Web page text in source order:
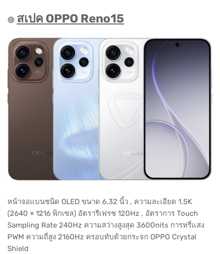
🟢 สเปค OPPO Reno15
หน้าจอแบนชนิด OLED ขนาด 6.32 นิ้ว , ความละเอียด 1.5K
(2640 × 1216 พิกเซล) อัตรารีเฟรช 120Hz , อัตราการ Touch
Sampling Rate 240Hz ความสว่างสูงสุด 3600nits การหรี่แสง
PWM ความถี่สูง 2160Hz ครอบทับด้วยกระจก OPPO Crystal
Shield